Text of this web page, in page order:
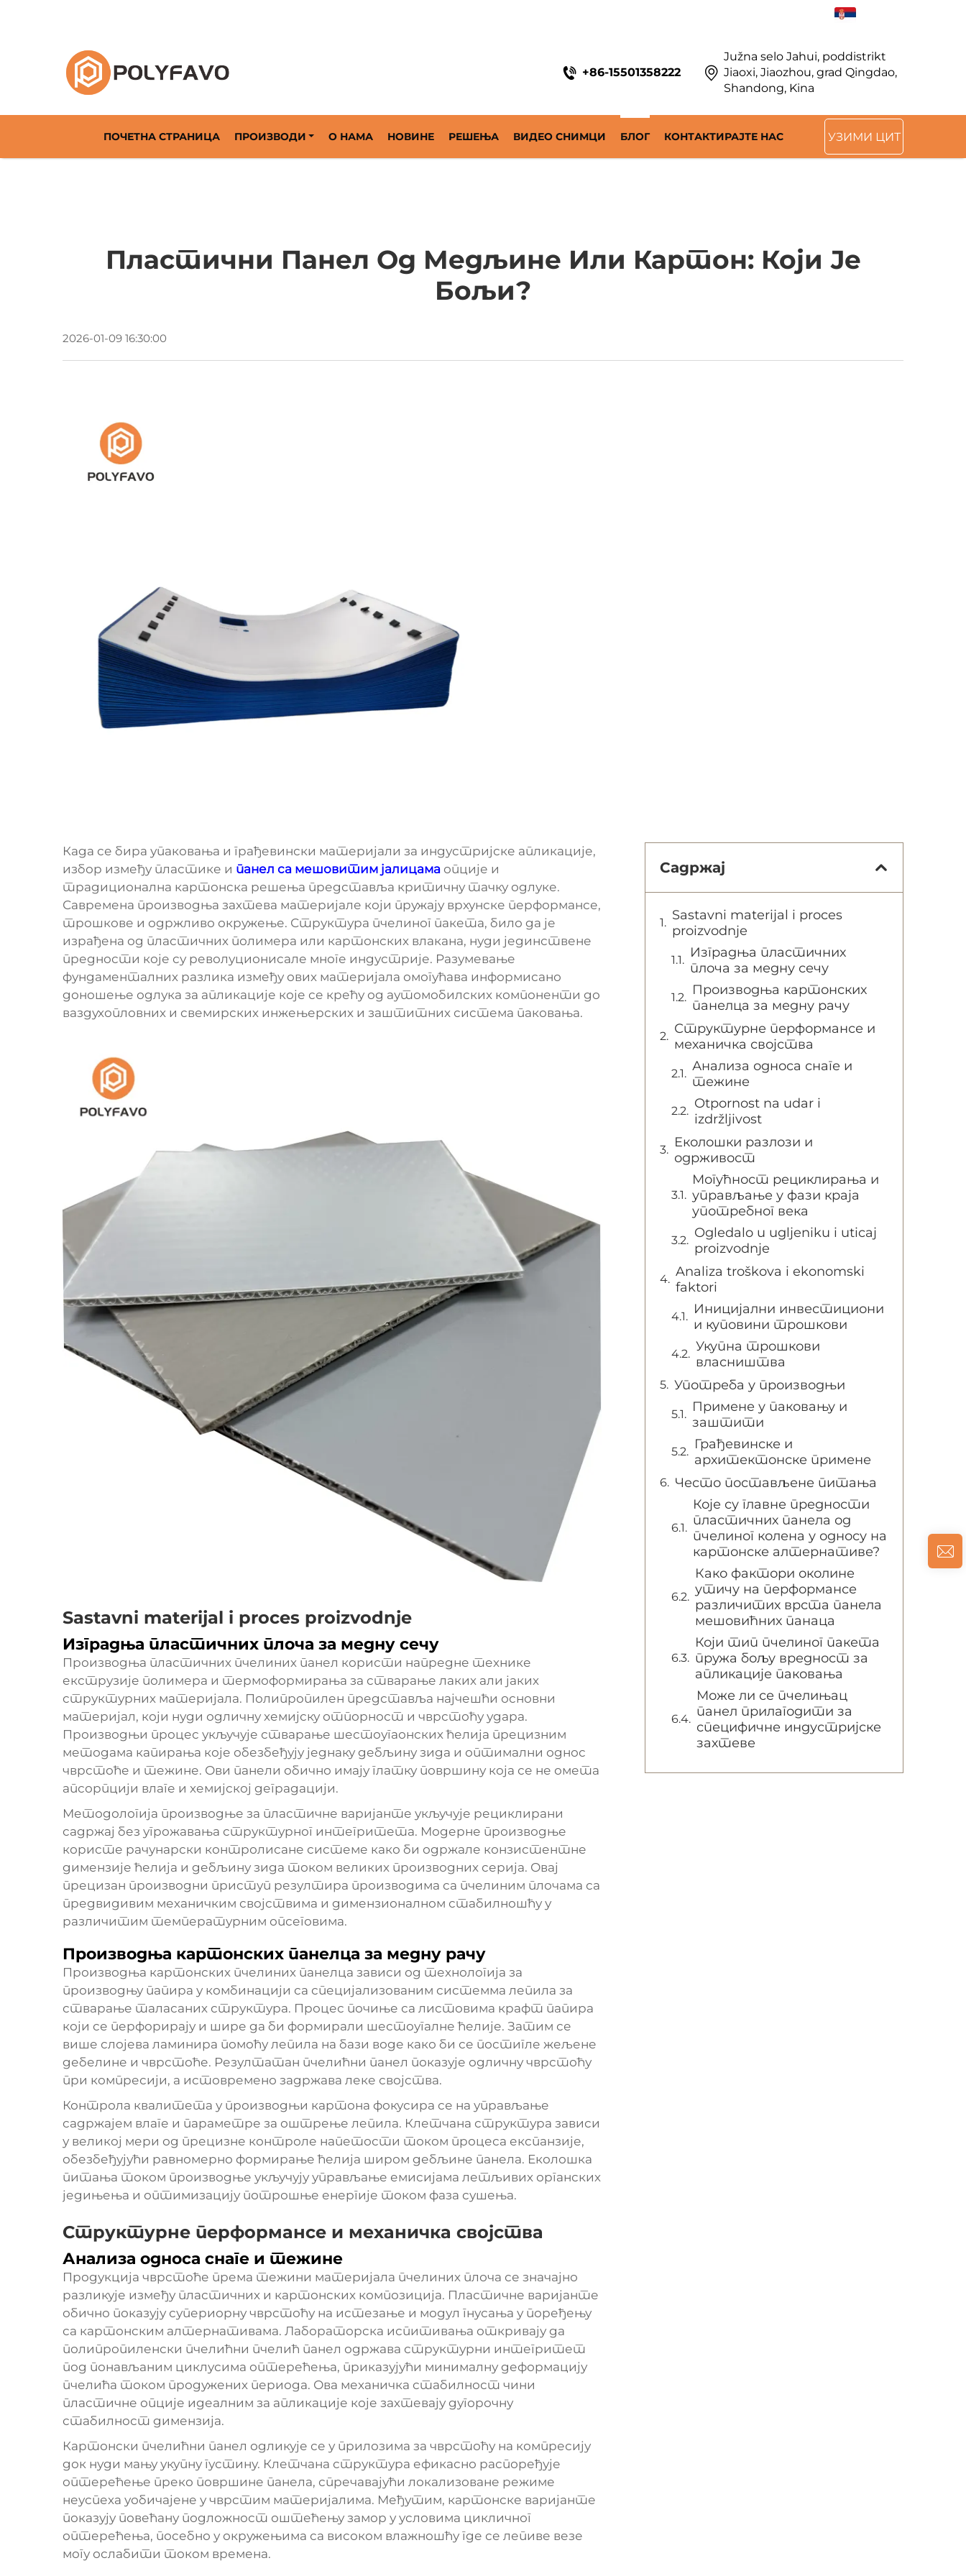
+86-15501358222
Južna selo Jahui, poddistrikt
Jiaoxi, Jiaozhou, grad Qingdao,
Shandong, Kina
ПОЧЕТНА СТРАНИЦА ПРОИЗВОДИ О НАМА НОВИНЕ РЕШЕЊА ВИДЕО СНИМЦИ БЛОГ КОНТАКТИРАЈТЕ НАС УЗИМИ ЦИТ
Пластични Панел Од Медљине Или Картон: Који Је
Бољи?
2026-01-09 16:30:00
Када се бира упаковања и грађевински материјали за индустријске апликације,
избор између пластике и панел са мешовитим јалицама опције и
традиционална картонска решења представља критичну тачку одлуке.
Савремена производња захтева материјале који пружају врхунске перформансе,
трошкове и одржливо окружење. Структура пчелиног пакета, било да је
израђена од пластичних полимера или картонских влакана, нуди јединствене
предности које су револуционисале многе индустрије. Разумевање
фундаменталних разлика између ових материјала омогућава информисано
доношење одлука за апликације које се крећу од аутомобилских компоненти до
ваздухопловних и свемирских инжењерских и заштитних система паковања.
Sastavni materijal i proces proizvodnje
Изградња пластичних плоча за медну сечу
Производња пластичних пчелиних панел користи напредне технике
екструзије полимера и термоформирања за стварање лаких али јаких
структурних материјала. Полипропилен представља најчешћи основни
материјал, који нуди одличну хемијску отпорност и чврстоћу удара.
Производњи процес укључује стварање шестоугаонских ћелија прецизним
методама капирања које обезбеђују једнаку дебљину зида и оптимални однос
чврстоће и тежине. Ови панели обично имају глатку површину која се не омета
апсорпцији влаге и хемијској деградацији.
Методологија производње за пластичне варијанте укључује рециклирани
садржај без угрожавања структурног интегритета. Модерне производње
користе рачунарски контролисане системе како би одржале конзистентне
димензије ћелија и дебљину зида током великих производних серија. Овај
прецизан производни приступ резултира производима са пчелиним плочама са
предвидивим механичким својствима и димензионалном стабилношћу у
различитим температурним опсеговима.
Производња картонских панелца за медну рачу
Производња картонских пчелиних панелца зависи од технологија за
производњу папира у комбинацији са специјализованим системма лепила за
стварање таласаних структура. Процес почиње са листовима крафт папира
који се перфорирају и шире да би формирали шестоугалне ћелије. Затим се
више слојева ламинира помоћу лепила на бази воде како би се постигле жељене
дебелине и чврстоће. Резултатан пчелићни панел показује одличну чврстоћу
при компресији, а истовремено задржава леке својства.
Контрола квалитета у производњи картона фокусира се на управљање
садржајем влаге и параметре за оштрење лепила. Клетчана структура зависи
у великој мери од прецизне контроле напетости током процеса експанзије,
обезбеђујући равномерно формирање ћелија широм дебљине панела. Еколошка
питања током производње укључују управљање емисијама летљивих органских
једињења и оптимизацију потрошње енергије током фаза сушења.
Структурне перформансе и механичка својства
Анализа односа снаге и тежине
Продукција чврстоће према тежини материјала пчелиних плоча се значајно
разликује између пластичних и картонских композиција. Пластичне варијанте
обично показују супериорну чврстоћу на истезање и модул гнусања у поређењу
са картонским алтернативама. Лабораторска испитивања откривају да
полипропиленски пчелићни пчелић панел одржава структурни интегритет
под понављаним циклусима оптерећења, приказујући минималну деформацију
пчелића током продужених периода. Ова механичка стабилност чини
пластичне опције идеалним за апликације које захтевају дугорочну
стабилност димензија.
Картонски пчелићни панел одликује се у прилозима за чврстоћу на компресију
док нуди мању укупну густину. Клетчана структура ефикасно распоређује
оптерећење преко површине панела, спречавајући локализоване режиме
неуспеха уобичајене у чврстим материјалима. Међутим, картонске варијанте
показују повећану подложност оштећењу замор у условима цикличног
оптерећења, посебно у окружењима са високом влажношћу где се лепиве везе
могу ослабити током времена.
Садржај
Sastavni materijal i proces
proizvodnje
Изградња пластичних
плоча за медну сечу
Производња картонских
панелца за медну рачу
Структурне перформансе и
механичка својства
Анализа односа снаге и
тежине
Otpornost na udar i
izdržljivost
Еколошки разлози и
одрживост
Могућност рециклирања и
управљање у фази краја
употребног века
Ogledalo u ugljeniku i uticaj
proizvodnje
Analiza troškova i ekonomski
faktori
Иницијални инвестициони
и куповини трошкови
Укупна трошкови
власништва
Употреба у производњи
Примене у паковању и
заштити
Грађевинске и
архитектонске примене
Често постављене питања
Које су главне предности
пластичних панела од
пчелиног колена у односу на
картонске алтернативе?
Како фактори околине
утичу на перформансе
различитих врста панела
мешовићних панаца
Који тип пчелиног пакета
пружа бољу вредност за
апликације паковања
Може ли се пчелињац
панел прилагодити за
специфичне индустријске
захтеве